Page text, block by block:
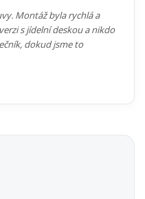
Montáž byla rychlá a
s jídelní deskou a nikdo
dokud jsme to